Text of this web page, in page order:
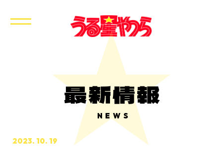
最新情報
NEWS
2023. 10. 19